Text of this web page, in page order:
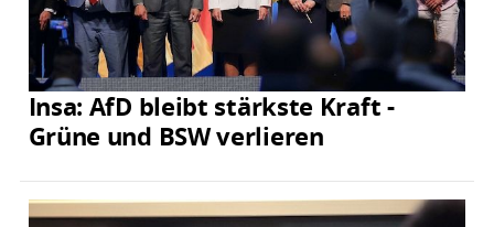
Insa: AfD bleibt stärkste Kraft -
Grüne und BSW verlieren